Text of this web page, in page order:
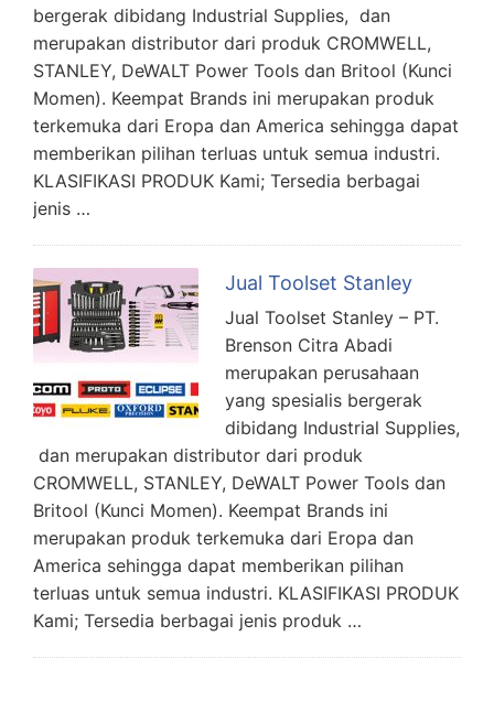
bergerak dibidang Industrial Supplies, dan
merupakan distributor dari produk CROMWELL,
STANLEY, DeWALT Power Tools dan Britool (Kunci
Momen). Keempat Brands ini merupakan produk
terkemuka dari Eropa dan America sehingga dapat
memberikan pilihan terluas untuk semua industri.
KLASIFIKASI PRODUK Kami; Tersedia berbagai
jenis …
Jual Toolset Stanley
Jual Toolset Stanley – PT.
Brenson Citra Abadi
merupakan perusahaan
yang spesialis bergerak
dibidang Industrial Supplies,
dan merupakan distributor dari produk
CROMWELL, STANLEY, DeWALT Power Tools dan
Britool (Kunci Momen). Keempat Brands ini
merupakan produk terkemuka dari Eropa dan
America sehingga dapat memberikan pilihan
terluas untuk semua industri. KLASIFIKASI PRODUK
Kami; Tersedia berbagai jenis produk …